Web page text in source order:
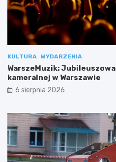
KULTURA WYDARZENIA
WarszeMuzik:
kameralnej w Warszawie
6 sierpnia 2026